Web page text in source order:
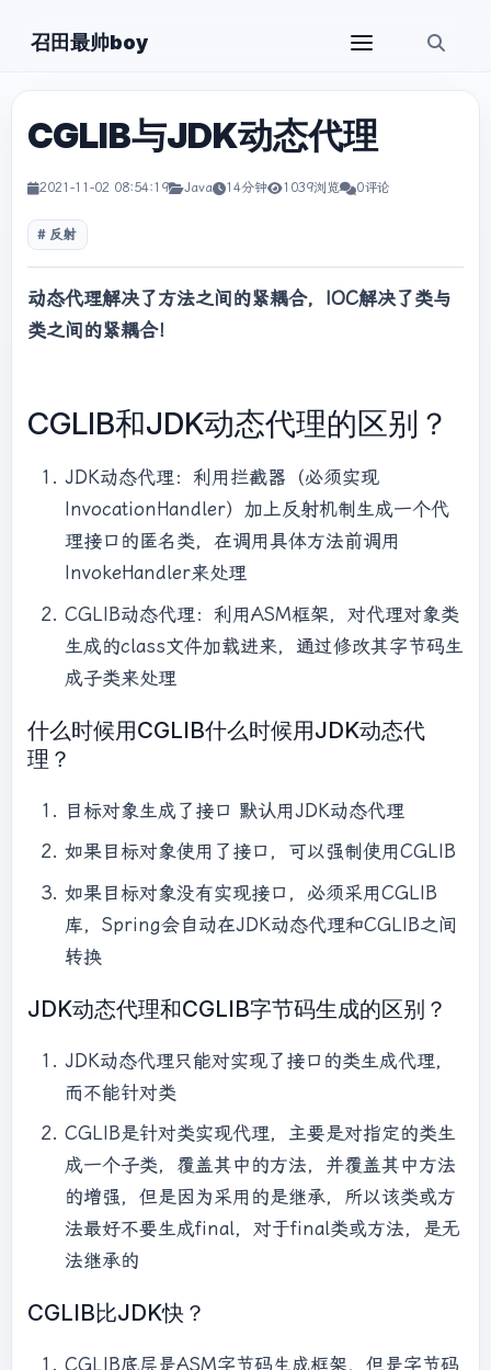
召田最帅boy
CGLIB与JDK动态代理
2021-11-02 08:54:19 Java 14分钟 1039浏览 0评论
反射
动态代理解决了方法之间的紧耦合，IOC解决了类与
类之间的紧耦合！
CGLIB和JDK动态代理的区别？
JDK动态代理：利用拦截器（必须实现
InvocationHandler）加上反射机制生成一个代
理接口的匿名类，在调用具体方法前调用
InvokeHandler来处理
CGLIB动态代理：利用ASM框架，对代理对象类
生成的class文件加载进来，通过修改其字节码生
成子类来处理
什么时候用CGLIB什么时候用JDK动态代
理？
目标对象生成了接口 默认用JDK动态代理
如果目标对象使用了接口，可以强制使用CGLIB
如果目标对象没有实现接口，必须采用CGLIB
库，Spring会自动在JDK动态代理和CGLIB之间
转换
JDK动态代理和CGLIB字节码生成的区别？
JDK动态代理只能对实现了接口的类生成代理，
而不能针对类
CGLIB是针对类实现代理，主要是对指定的类生
成一个子类，覆盖其中的方法，并覆盖其中方法
的增强，但是因为采用的是继承，所以该类或方
法最好不要生成final，对于final类或方法，是无
法继承的
CGLIB比JDK快？
CGLIB底层是ASM字节码生成框架，但是字节码